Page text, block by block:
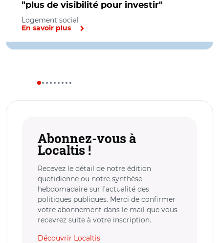
"plus de visibilité pour investir"
Logement social
En savoir plus
Abonnez-vous à
Localtis !
Recevez le détail de notre édition
quotidienne ou notre synthèse
hebdomadaire sur l’actualité des
politiques publiques. Merci de confirmer
votre abonnement dans le mail que vous
recevrez suite à votre inscription.
Découvrir Localtis